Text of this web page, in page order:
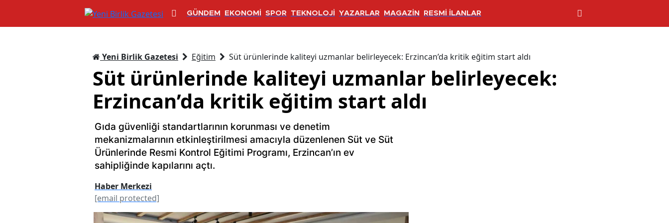
GÜNDEM EKONOMİ SPOR TEKNOLOJİ YAZARLAR MAGAZİN RESMİ İLANLAR
Yeni Birlik Gazetesi Eğitim Süt ürünlerinde kaliteyi uzmanlar belirleyecek: Erzincan’da kritik eğitim start aldı
Süt ürünlerinde kaliteyi uzmanlar belirleyecek:
Erzincan’da kritik eğitim start aldı
Gıda güvenliği standartlarının korunması ve denetim
mekanizmalarının etkinleştirilmesi amacıyla düzenlenen Süt ve Süt
Ürünlerinde Resmi Kontrol Eğitimi Programı, Erzincan’ın ev
sahipliğinde kapılarını açtı.
Haber Merkezi
[email protected]